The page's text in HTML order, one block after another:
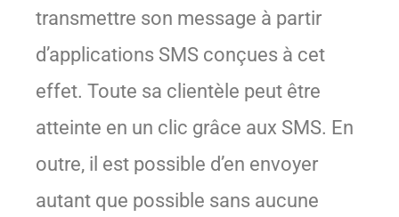
transmettre son message à partir
d’applications SMS conçues à cet
effet. Toute sa clientèle peut être
atteinte en un clic grâce aux SMS. En
outre, il est possible d’en envoyer
autant que possible sans aucune